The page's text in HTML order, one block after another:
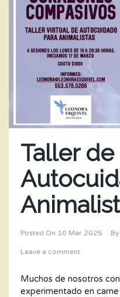
Taller de
Posted On 10 Mar 2025 By
Leave a comment
Muchos de nosotros
experimentado en